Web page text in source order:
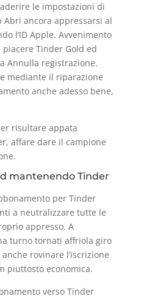
le impostazioni di
Abri ancora appressarsi al
l’ID Apple. Avvenimento
Tinder Gold ed
Annulla registrazione.
mediante il riparazione
anche adesso bene,
risultare appata
affare dare il campione
mantenendo Tinder
per Tinder
a neutralizzare tutte le
appresso. A
turno tornati affriola giro
rovinare l’iscrizione
piuttosto economica.
verso Tinder